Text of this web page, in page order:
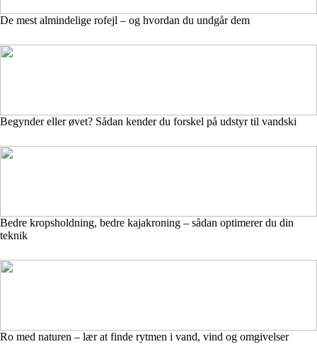
De mest almindelige rofejl – og hvordan du undgår dem
Begynder eller øvet? Sådan kender du forskel på udstyr til vandski
Bedre kropsholdning, bedre kajakroning – sådan optimerer du din
teknik
Ro med naturen – lær at finde rytmen i vand, vind og omgivelser